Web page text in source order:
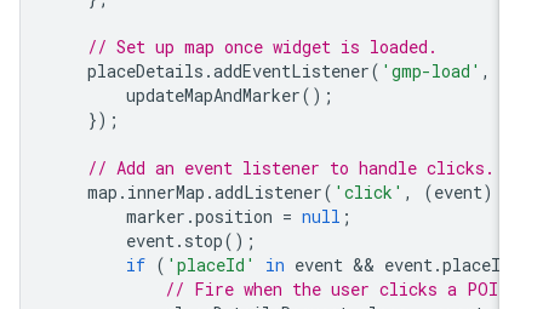
// Set up map once widget is loaded.
placeDetails.addEventListener('gmp-load'
updateMapAndMarker
// Add an event listener to handle clicks.
map.innerMap.addListener('click', (event
marker.position = null
event.stop
if ('placeId' in event && event.placeId
// Fire when the user clicks a POI.